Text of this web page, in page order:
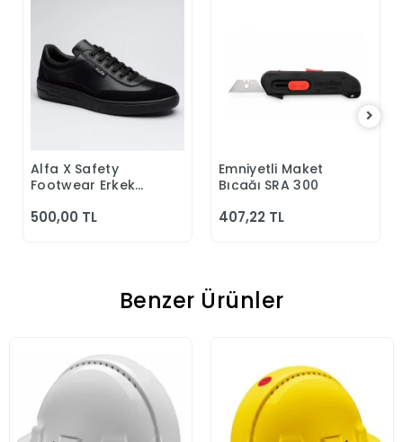
Sepete Ekle
Alfa X Safety
Footwear Erkek
Klasik Ayakkabı
500,00 TL
Sepete Ekle
Emniyetli Maket
Bıçağı SRA 300
407,22 TL
Benzer Ürünler